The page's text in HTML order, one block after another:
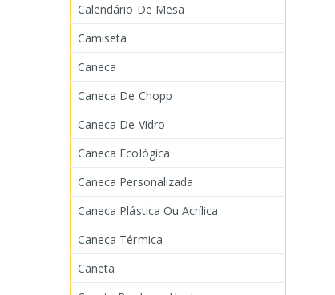
Calendário De Mesa
Camiseta
Caneca
Caneca De Chopp
Caneca De Vidro
Caneca Ecológica
Caneca Personalizada
Caneca Plástica Ou Acrílica
Caneca Térmica
Caneta